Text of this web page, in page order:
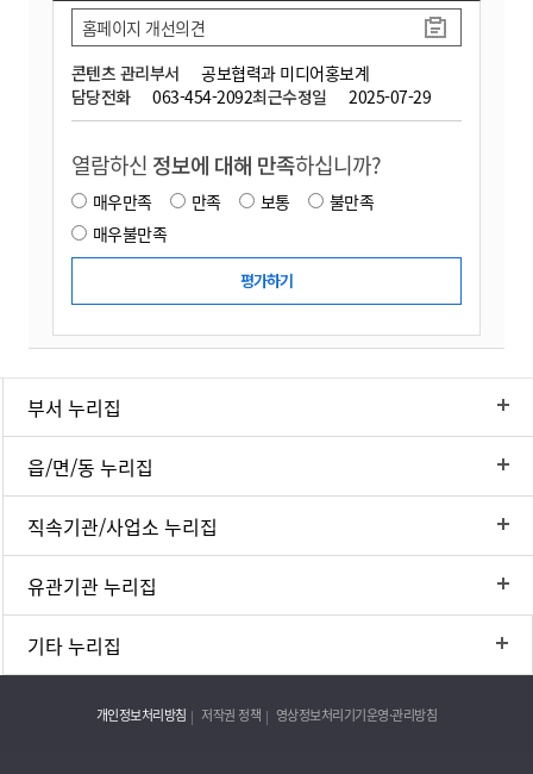
콘텐츠 관리부서
공보협력과 미디어홍보계
담당전화
063-454-2092최근수정일 2025-07-29
홈페이지 개선의견
열람하신 정보에 대해 만족하십니까?
매우만족 만족 보통
불만족
매우불만족
부서 누리집
읍/면/동 누리집
직속기관/사업소 누리집
유관기관 누리집
기타 누리집
개인정보처리방침 저작권 정책 영상정보처리기기운영·관리방침